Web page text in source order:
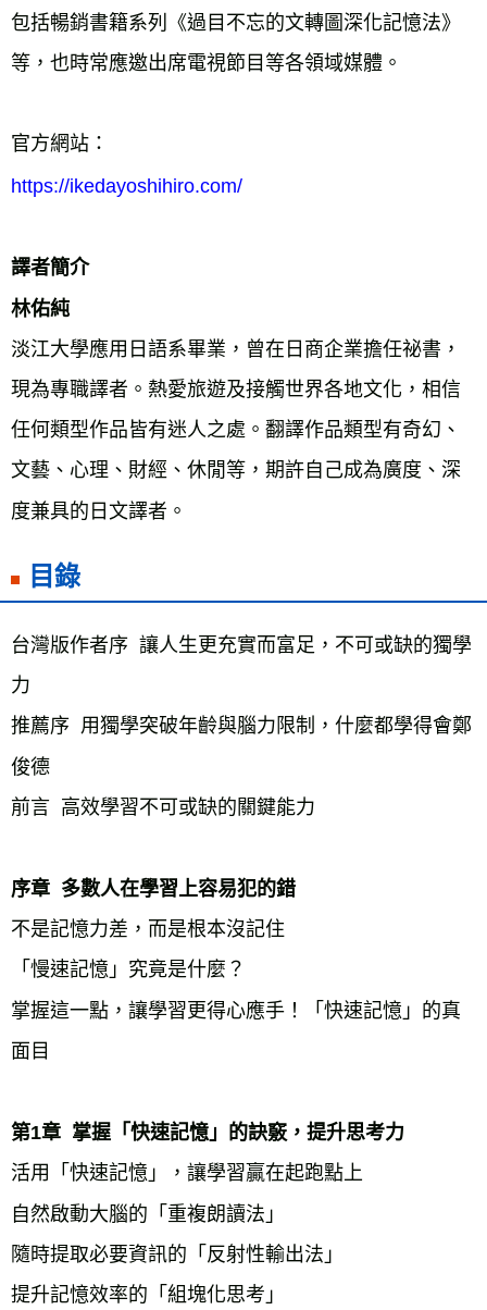
包括暢銷書籍系列《過目不忘的文轉圖深化記憶法》
等，也時常應邀出席電視節目等各領域媒體。
官方網站：
https://ikedayoshihiro.com/
譯者簡介
林佑純
淡江大學應用日語系畢業，曾在日商企業擔任祕書，
現為專職譯者。熱愛旅遊及接觸世界各地文化，相信
任何類型作品皆有迷人之處。翻譯作品類型有奇幻、
文藝、心理、財經、休閒等，期許自己成為廣度、深
度兼具的日文譯者。
目錄
台灣版作者序  讓人生更充實而富足，不可或缺的獨學
力
推薦序  用獨學突破年齡與腦力限制，什麼都學得會鄭
俊德
前言  高效學習不可或缺的關鍵能力
序章  多數人在學習上容易犯的錯
不是記憶力差，而是根本沒記住
「慢速記憶」究竟是什麼？
掌握這一點，讓學習更得心應手！「快速記憶」的真
面目
第1章  掌握「快速記憶」的訣竅，提升思考力
活用「快速記憶」，讓學習贏在起跑點上
自然啟動大腦的「重複朗讀法」
隨時提取必要資訊的「反射性輸出法」
提升記憶效率的「組塊化思考」